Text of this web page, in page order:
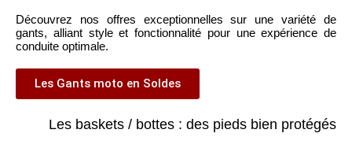
Découvrez nos offres exceptionnelles sur une variété de
gants, alliant style et fonctionnalité pour une expérience de
conduite optimale.
Les Gants moto en Soldes
Les baskets / bottes : des pieds bien protégés